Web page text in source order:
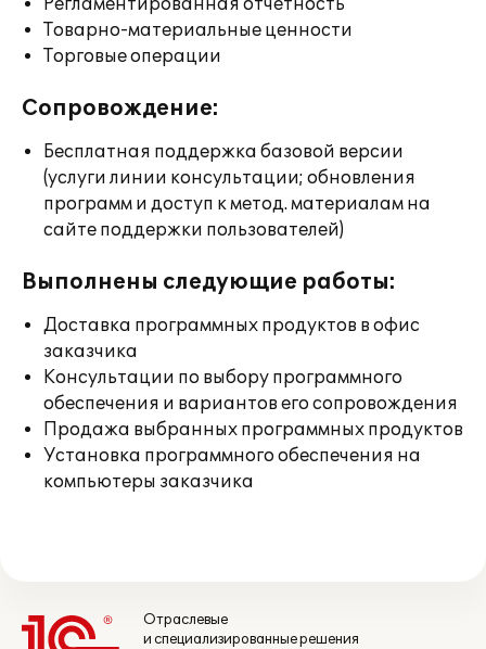
Регламентированная отчетность
Товарно-материальные ценности
Торговые операции
Сопровождение:
Бесплатная поддержка базовой версии
(услуги линии консультации; обновления
программ и доступ к метод. материалам на
сайте поддержки пользователей)
Выполнены следующие работы:
Доставка программных продуктов в офис
заказчика
Консультации по выбору программного
обеспечения и вариантов его сопровождения
Продажа выбранных программных продуктов
Установка программного обеспечения на
компьютеры заказчика
Отраслевые
и специализированные решения